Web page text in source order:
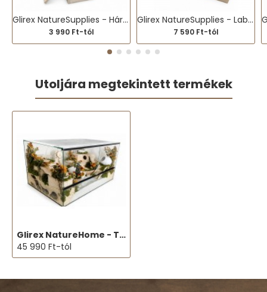
Glirex NatureSupplies - Háromkamrás ház
3 990 Ft-tól
Glirex NatureSupplies - Labirintusház
7 590 Ft-tól
Utoljára megtekintett termékek
Glirex NatureHome - Terrárium (kisemlősöknek)
45 990 Ft-tól